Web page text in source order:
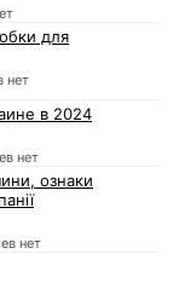
для
нет
в 2024
нет
ознаки
нет